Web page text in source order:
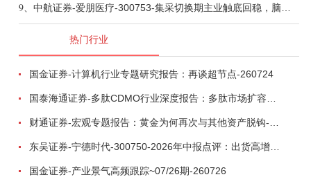
9、
热门行业
国金证券-计算机行业专题研究报告：再谈超节点-260724
东吴证券-宁德时代-300750-2026年中报点评：出货高增业绩稳健，回购彰显龙头信心-260726
国金证券-产业景气高频跟踪~07/26期-260726